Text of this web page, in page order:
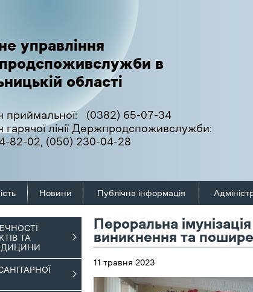
управління
в
області
приймальної:
(0382) 65-07-34
лінії Держпродспоживслужби:
82-02, (050) 230-04-28
Новини Публічна інформація
ТА
Пероральна
виникнення та
11 травня 2023